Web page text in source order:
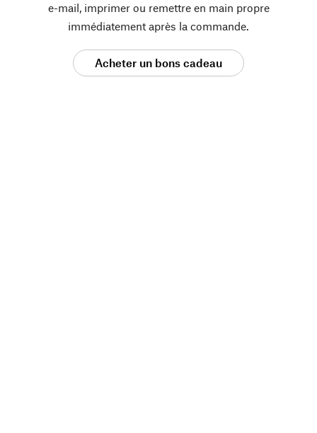
e-mail, imprimer ou remettre en main propre
immédiatement après la commande.
Acheter un bons cadeau